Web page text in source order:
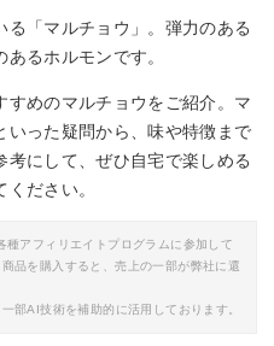
「マルチョウ」。弾力のある
るホルモンです。
すめのマルチョウをご紹介。マ
いった疑問から、味や特徴まで
にして、ぜひ自宅で楽しめる
ださい。
アフィリエイトプログラムに参加して
品を購入すると、売上の一部が弊社に還
部AI技術を補助的に活用しております。